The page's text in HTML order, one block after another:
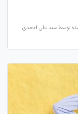
توسطسید علی احمدی